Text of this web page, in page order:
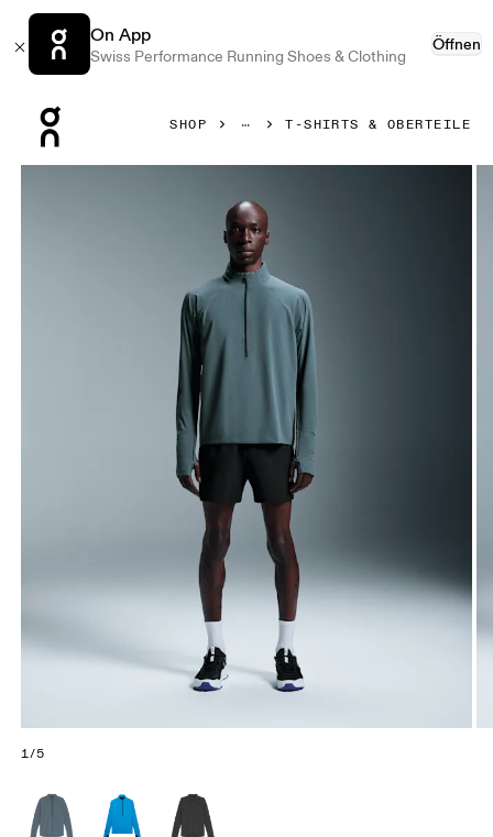
On App
Swiss Performance Running Shoes & Clothing
Öffnen
SHOP T-SHIRTS & OBERTEILE
1/5